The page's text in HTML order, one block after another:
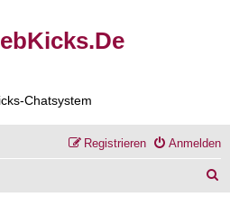
Chatsystem
Anmelden
Registrieren